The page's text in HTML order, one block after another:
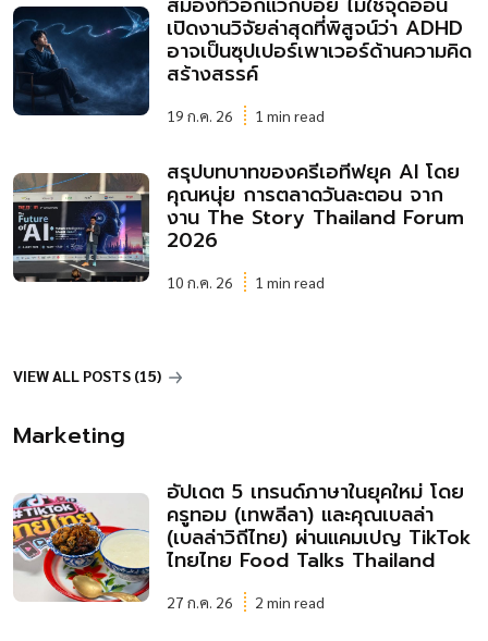
เปิดงานวิจัยล่าสุดที่พิสูจน์ว่า ADHD
อาจเป็นซุปเปอร์เพาเวอร์ด้านความคิด
สร้างสรรค์
19 ก.ค. 26 1 min read
สรุปบทบาทของครีเอทีฟยุค AI โดย
คุณหนุ่ย การตลาดวันละตอน จาก
งาน The Story Thailand Forum
2026
10 ก.ค. 26 1 min read
VIEW ALL POSTS (15)
Marketing
อัปเดต 5 เทรนด์ภาษาในยุคใหม่ โดย
ครูทอม (เทพลีลา) และคุณเบลล่า
(เบลล่าวิถีไทย) ผ่านแคมเปญ TikTok
ไทยไทย Food Talks Thailand
27 ก.ค. 26 2 min read